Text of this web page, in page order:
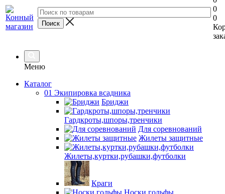
0
0
Меню
Каталог
01 Экипировка всадника
Бриджи
Гардкроты,шпоры,тренчики
Для соревнований
Жилеты защитные
Жилеты,куртки,рубашки,футболки
Краги
Носки,гольфы